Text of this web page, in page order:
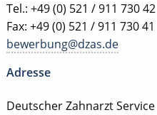
Tel.: +49 (0) 521 / 911 730 42
Fax: +49 (0) 521 / 911 730 41
bewerbung@dzas.de
Adresse
Deutscher Zahnarzt Service